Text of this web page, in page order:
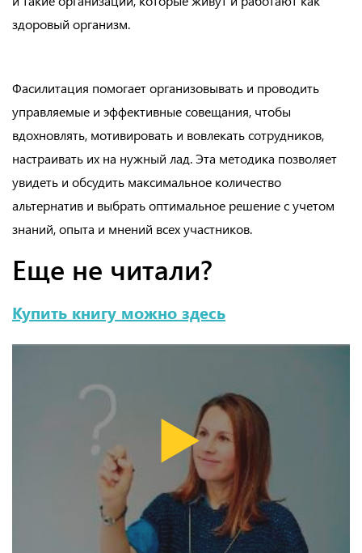
здоровый организм.
Фасилитация помогает организовывать и проводить
управляемые и эффективные совещания, чтобы
вдохновлять, мотивировать и вовлекать сотрудников,
настраивать их на нужный лад. Эта методика позволяет
увидеть и обсудить максимальное количество
альтернатив и выбрать оптимальное решение с учетом
знаний, опыта и мнений всех участников.
Еще не читали?
Купить книгу можно здесь